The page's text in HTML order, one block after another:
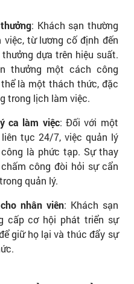
: Khách sạn thường
từ lương cố định đến
dựa trên hiệu suất.
thưởng một cách công
là một thách thức, đặc
trong lịch làm việc.
ca làm việc: Đối với một
tục 24/7, việc quản lý
là phức tạp. Sự thay
công đòi hỏi sự cẩn
quản lý.
nhân viên: Khách sạn
cấp cơ hội phát triển sự
giữ họ lại và thúc đẩy sự